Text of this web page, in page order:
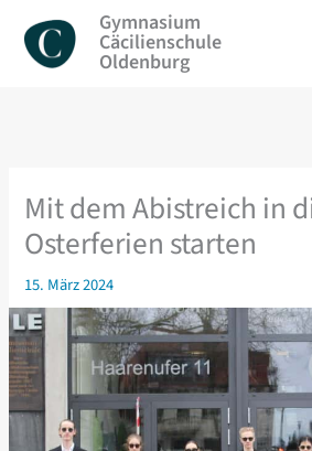
Inhalt
springen
Gymnasium
Cäcilienschule
Oldenburg
Mit dem Abistreich in
Osterferien starten
15. März 2024